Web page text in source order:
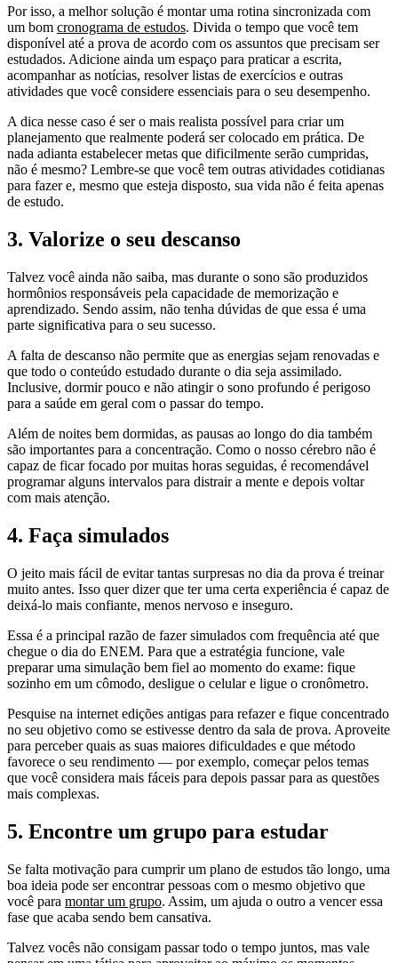
Por isso, a melhor solução é montar uma rotina sincronizada com
um bom cronograma de estudos. Divida o tempo que você tem
disponível até a prova de acordo com os assuntos que precisam ser
estudados. Adicione ainda um espaço para praticar a escrita,
acompanhar as notícias, resolver listas de exercícios e outras
atividades que você considere essenciais para o seu desempenho.
A dica nesse caso é ser o mais realista possível para criar um
planejamento que realmente poderá ser colocado em prática. De
nada adianta estabelecer metas que dificilmente serão cumpridas,
não é mesmo? Lembre-se que você tem outras atividades cotidianas
para fazer e, mesmo que esteja disposto, sua vida não é feita apenas
de estudo.
3. Valorize o seu descanso
Talvez você ainda não saiba, mas durante o sono são produzidos
hormônios responsáveis pela capacidade de memorização e
aprendizado. Sendo assim, não tenha dúvidas de que essa é uma
parte significativa para o seu sucesso.
A falta de descanso não permite que as energias sejam renovadas e
que todo o conteúdo estudado durante o dia seja assimilado.
Inclusive, dormir pouco e não atingir o sono profundo é perigoso
para a saúde em geral com o passar do tempo.
Além de noites bem dormidas, as pausas ao longo do dia também
são importantes para a concentração. Como o nosso cérebro não é
capaz de ficar focado por muitas horas seguidas, é recomendável
programar alguns intervalos para distrair a mente e depois voltar
com mais atenção.
4. Faça simulados
O jeito mais fácil de evitar tantas surpresas no dia da prova é treinar
muito antes. Isso quer dizer que ter uma certa experiência é capaz de
deixá-lo mais confiante, menos nervoso e inseguro.
Essa é a principal razão de fazer simulados com frequência até que
chegue o dia do ENEM. Para que a estratégia funcione, vale
preparar uma simulação bem fiel ao momento do exame: fique
sozinho em um cômodo, desligue o celular e ligue o cronômetro.
Pesquise na internet edições antigas para refazer e fique concentrado
no seu objetivo como se estivesse dentro da sala de prova. Aproveite
para perceber quais as suas maiores dificuldades e que método
favorece o seu rendimento — por exemplo, começar pelos temas
que você considera mais fáceis para depois passar para as questões
mais complexas.
5. Encontre um grupo para estudar
Se falta motivação para cumprir um plano de estudos tão longo, uma
boa ideia pode ser encontrar pessoas com o mesmo objetivo que
você para montar um grupo. Assim, um ajuda o outro a vencer essa
fase que acaba sendo bem cansativa.
Talvez vocês não consigam passar todo o tempo juntos, mas vale